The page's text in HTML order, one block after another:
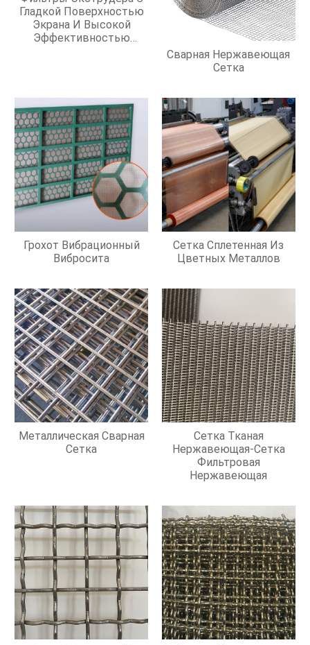
Гладкой Поверхностью
Экрана И Высокой
Эффективностью
Сварная Нержавеющая
Сетка
Грохот Вибрационный
Вибросита
Сетка Сплетенная Из
Цветных Металлов
Металлическая Сварная
Сетка
Сетка Тканая
Нержавеющая-Сетка
Фильтровая
Нержавеющая